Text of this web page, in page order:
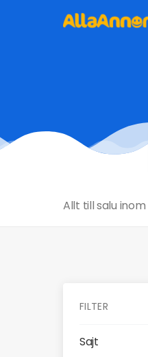
Allt till salu inom
FILTER
Sajt